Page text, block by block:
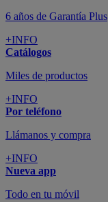
6 años de Garantía Plus
+INFO
Catálogos
Miles de productos
+INFO
Por teléfono
Llámanos y compra
+INFO
Nueva app
Todo en tu móvil